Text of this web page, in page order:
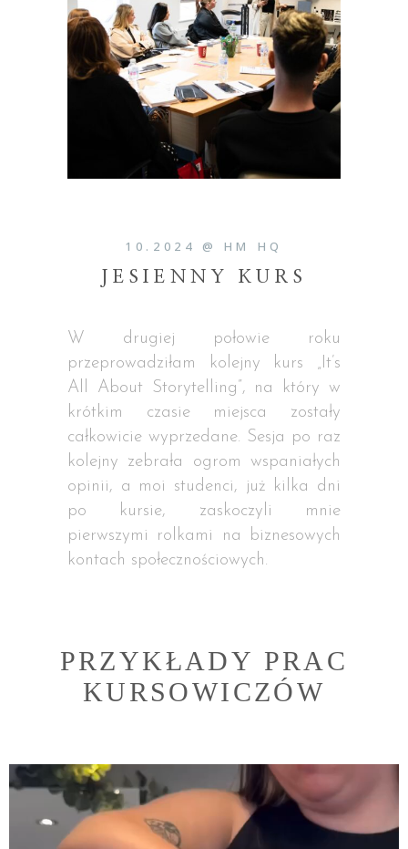
10.2024 @ HM HQ
JESIENNY KURS
W drugiej połowie roku
przeprowadziłam kolejny kurs „It’s
All About Storytelling”, na który w
krótkim czasie miejsca zostały
całkowicie wyprzedane. Sesja po raz
kolejny zebrała ogrom wspaniałych
opinii, a moi studenci, już kilka dni
po kursie, zaskoczyli mnie
pierwszymi rolkami na biznesowych
kontach społecznościowych.
PRZYKŁADY PRAC
KURSOWICZÓW